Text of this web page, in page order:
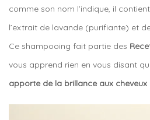
comme son nom l’indique, il
l’extrait de lavande (purifiante) et
Ce shampooing fait partie des
vous apprend rien en vous disant
apporte de la brillance aux cheveux